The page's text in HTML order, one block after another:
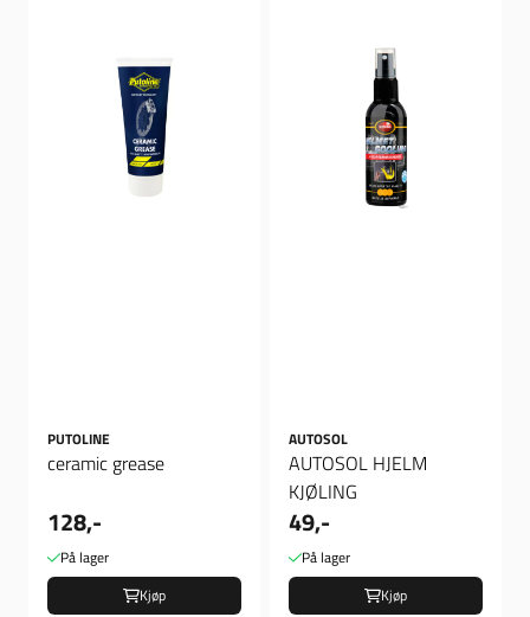
PUTOLINE
ceramic grease
128,-
På lager
Kjøp
AUTOSOL
AUTOSOL HJELM
KJØLING
49,-
På lager
Kjøp